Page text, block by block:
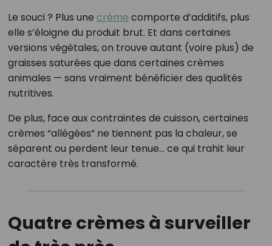
Le souci ? Plus une crème comporte d’additifs, plus
elle s’éloigne du produit brut. Et dans certaines
versions végétales, on trouve autant (voire plus) de
graisses saturées que dans certaines crèmes
animales — sans vraiment bénéficier des qualités
nutritives.
De plus, face aux contraintes de cuisson, certaines
crèmes “allégées” ne tiennent pas la chaleur, se
séparent ou perdent leur tenue… ce qui trahit leur
caractère très transformé.
Quatre crèmes à surveiller